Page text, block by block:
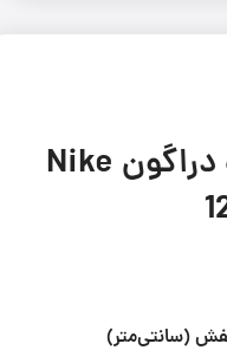
کتونی اسپرت نایک دراگون Nike
(سانتی‌متر)